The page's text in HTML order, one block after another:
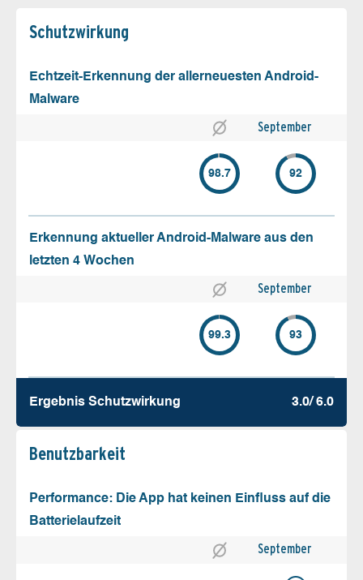
Schutz­wirkung
Echtzeit-Erkennung der allerneuesten Android-
Malware
September
98.7 92
Erkennung aktueller Android-Malware aus den
letzten 4 Wochen
September
99.3 93
Ergebnis Schutz­wirkung 3.0/ 6.0
Benutz­barkeit
Performance: Die App hat keinen Einfluss auf die
Batterielaufzeit
September